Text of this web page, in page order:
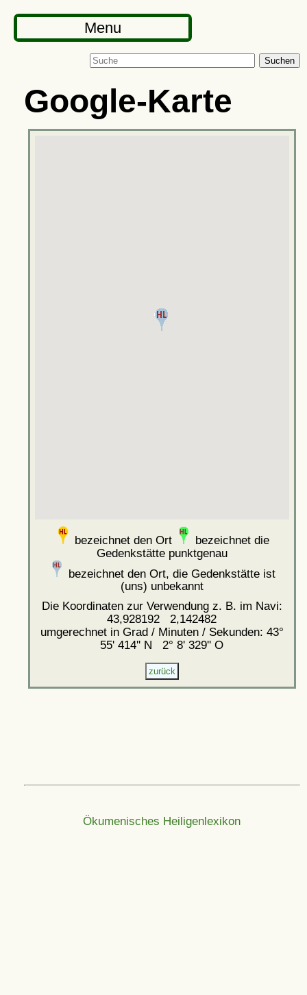
Menu
Suchen
Google-Karte
bezeichnet den Ort
bezeichnet die
Gedenkstätte punktgenau
bezeichnet den Ort, die Gedenkstätte ist
(uns) unbekannt
Die Koordinaten zur Verwendung z. B. im Navi:
43,928192 2,142482
umgerechnet in Grad / Minuten / Sekunden: 43°
55' 414'' N 2° 8' 329'' O
Ökumenisches Heiligenlexikon